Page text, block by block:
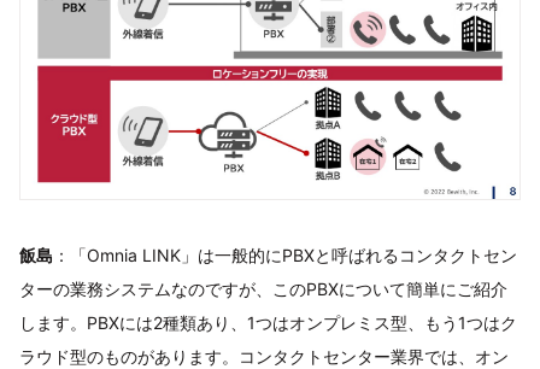
飯島 ：「Omnia LINK」は一般的にPBXと呼ばれるコンタクトセン
ターの業務システムなのですが、このPBXについて簡単にご紹介
します。PBXには2種類あり、1つはオンプレミス型、もう1つはク
ラウド型のものがあります。コンタクトセンター業界では、オン